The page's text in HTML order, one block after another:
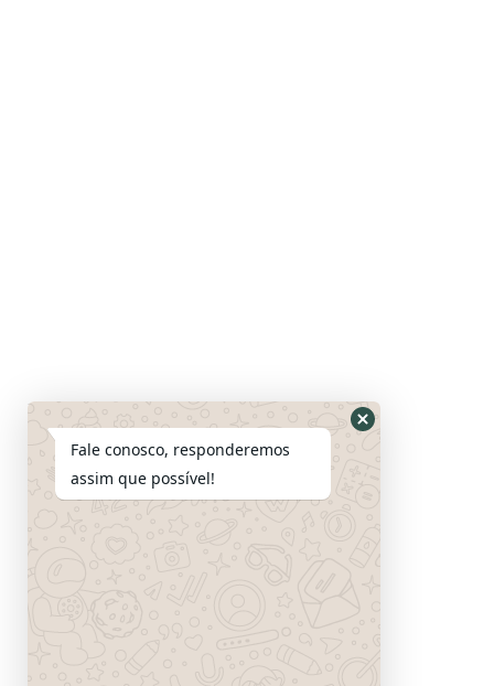
Fale conosco, responderemos
assim que possível!